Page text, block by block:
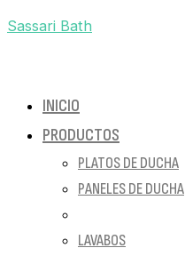
Sassari Bath
INICIO
PRODUCTOS
PLATOS DE DUCHA
PANELES DE DUCHA
LAVABOS